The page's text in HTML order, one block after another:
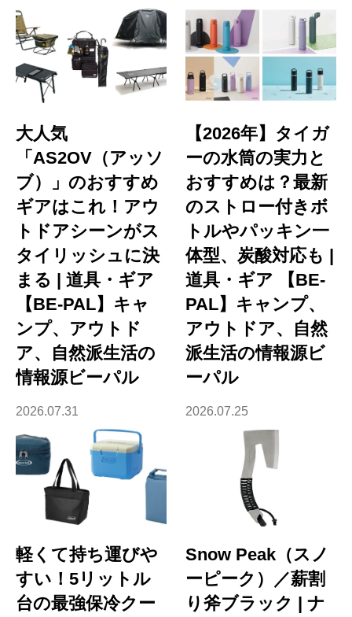
大人気
「AS2OV（アッソ
ブ）」のおすすめ
ギアはこれ！アウ
トドアシーンがス
タイリッシュに決
まる | 道具・ギア
【BE-PAL】キャ
ンプ、アウトド
ア、自然派生活の
情報源ビーパル
2026.07.31
【2026年】タイガ
ーの水筒の実力と
おすすめは？最新
のストロー付きボ
トルやパッキン一
体型、炭酸対応も |
道具・ギア 【BE-
PAL】キャンプ、
アウトドア、自然
派生活の情報源ビ
ーパル
2026.07.25
軽くて持ち運びや
すい！5リットル
台の最強保冷クー
Snow Peak（スノ
ーピーク）／薪割
り斧ブラック | ナ